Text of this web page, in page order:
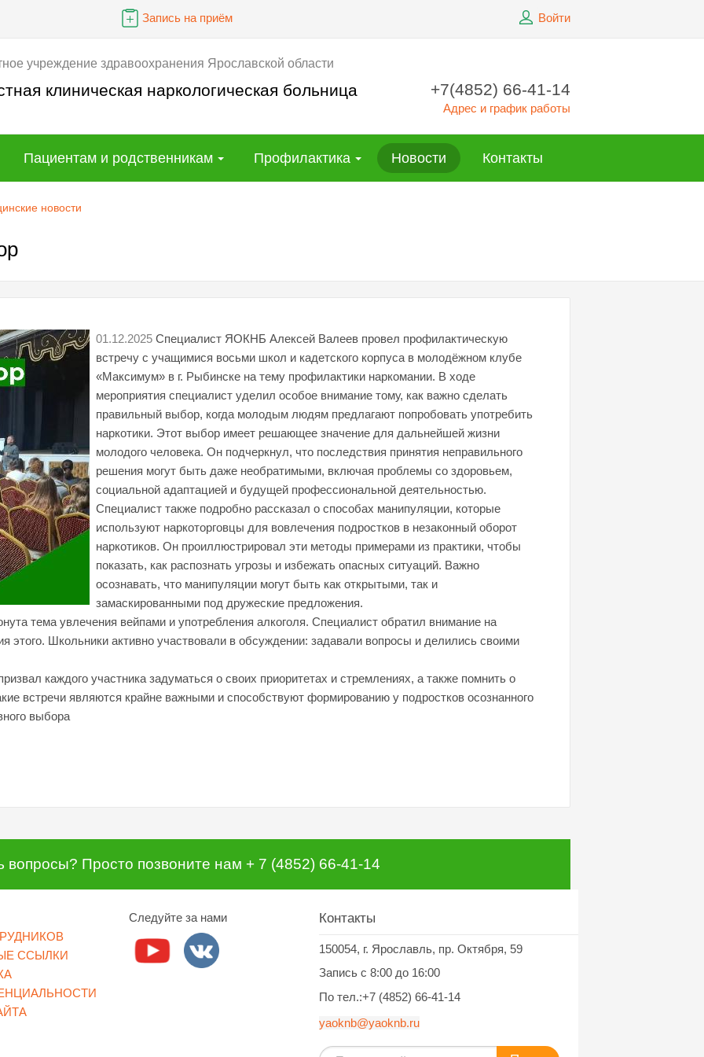
Запись на приём Войти
учреждение здравоохранения Ярославской области
клиническая наркологическая больница +7(4852) 66-41-14
Адрес и график работы
Пациентам и родственникам Профилактика Новости Контакты
новости
01.12.2025 Специалист ЯОКНБ Алексей Валеев провел профилактическую
встречу с учащимися восьми школ и кадетского корпуса в молодёжном клубе
«Максимум» в г. Рыбинске на тему профилактики наркомании. В ходе
мероприятия специалист уделил особое внимание тому, как важно сделать
правильный выбор, когда молодым людям предлагают попробовать употребить
наркотики. Этот выбор имеет решающее значение для дальнейшей жизни
молодого человека. Он подчеркнул, что последствия принятия неправильного
решения могут быть даже необратимыми, включая проблемы со здоровьем,
социальной адаптацией и будущей профессиональной деятельностью.
Специалист также подробно рассказал о способах манипуляции, которые
используют наркоторговцы для вовлечения подростков в незаконный оборот
наркотиков. Он проиллюстрировал эти методы примерами из практики, чтобы
показать, как распознать угрозы и избежать опасных ситуаций. Важно
осознавать, что манипуляции могут быть как открытыми, так и
замаскированными под дружеские предложения.
тема увлечения вейпами и употребления алкоголя. Специалист обратил внимание на
этого. Школьники активно участвовали в обсуждении: задавали вопросы и делились своими
каждого участника задуматься о своих приоритетах и стремлениях, а также помнить о
встречи являются крайне важными и способствуют формированию у подростков осознанного
выбора
вопросы? Просто позвоните нам + 7 (4852) 66-41-14
ССЫЛКИ
Следуйте за нами Контакты
150054, г. Ярославль, пр. Октября, 59
Запись c 8:00 до 16:00
По тел.:+7 (4852) 66-41-14
yaoknb@yaoknb.ru